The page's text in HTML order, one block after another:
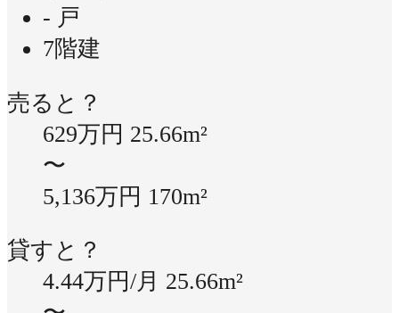
- 戸
7階建
売ると？
629万円 25.66m²
〜
5,136万円 170m²
貸すと？
4.44万円/月 25.66m²